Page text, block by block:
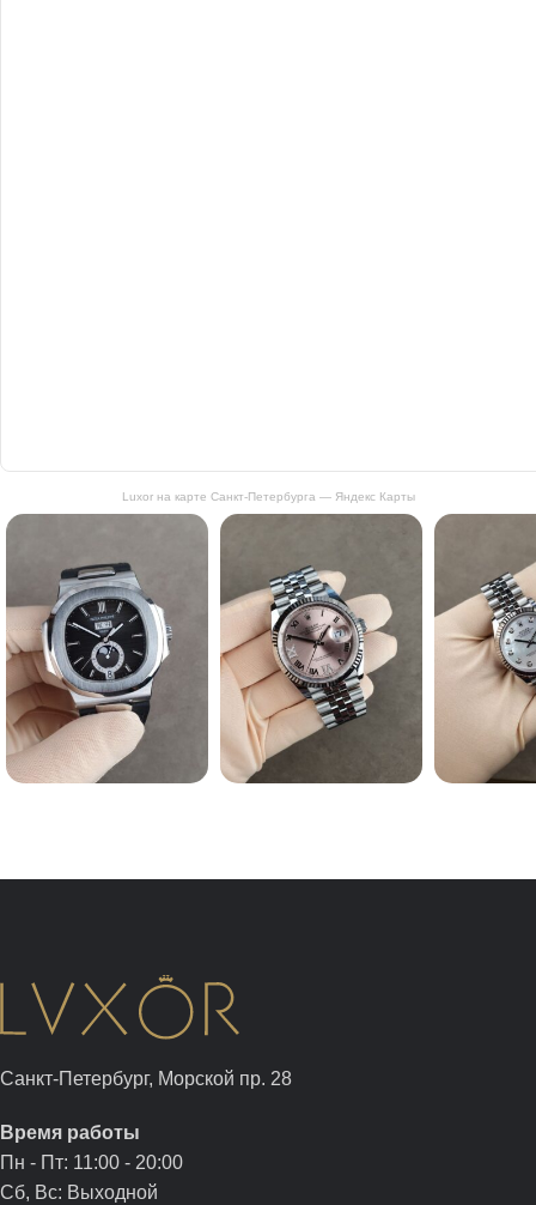
Luxor на карте Санкт‑Петербурга — Яндекс Карты
Санкт-Петербург, Морской пр. 28
Время работы
Пн - Пт: 11:00 - 20:00
Сб, Вс: Выходной